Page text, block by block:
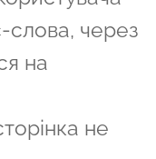
слова, через
на
не